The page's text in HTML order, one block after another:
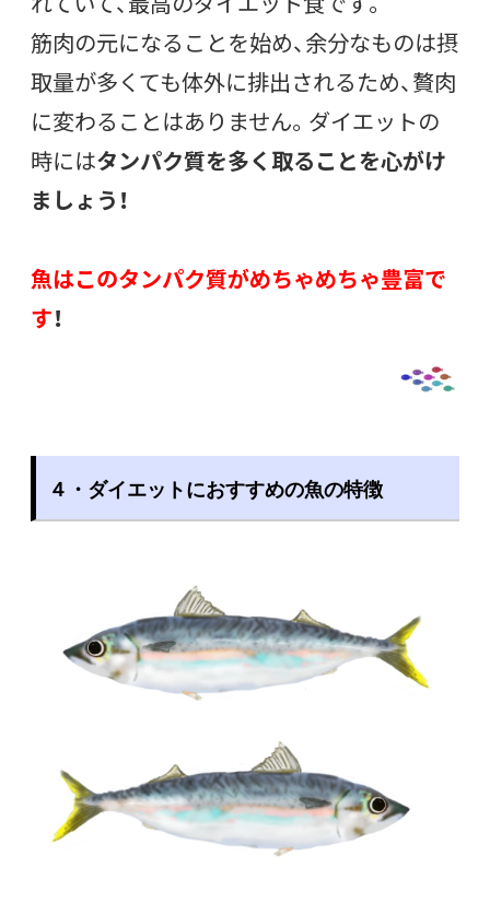
筋肉の元になることを始め、余分なものは摂
取量が多くても体外に排出されるため、贅肉
に変わることはありません。ダイエットの
時にはタンパク質を多く取ることを心がけ
ましょう！
魚はこのタンパク質がめちゃめちゃ豊富で
す！
４・ダイエットにおすすめの魚の特徴